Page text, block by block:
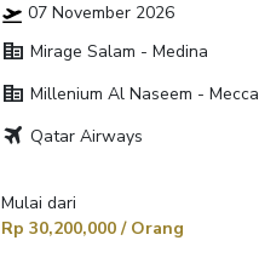
07 November 2026
corporate_fare Mirage Salam - Medina
corporate_fare Millenium Al Naseem - Mecca
travel Qatar Airways
Mulai dari
Rp 30,200,000 / Orang